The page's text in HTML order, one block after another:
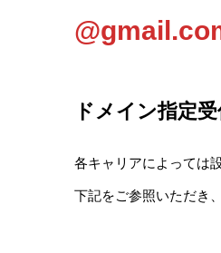
ドメイン指定
各キャリアによっては
下記をご参照いただき